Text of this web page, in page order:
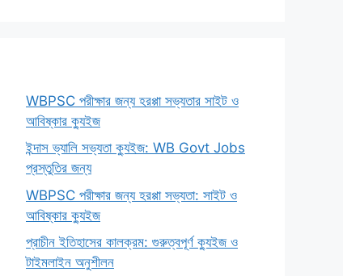
WBPSC পরীক্ষার জন্য হরপ্পা সভ্যতার সাইট ও
আবিষ্কার ক্যুইজ
ইন্দাস ভ্যালি সভ্যতা ক্যুইজ: WB Govt Jobs
প্রস্তুতির জন্য
WBPSC পরীক্ষার জন্য হরপ্পা সভ্যতা: সাইট ও
আবিষ্কার ক্যুইজ
প্রাচীন ইতিহাসের কালক্রম: গুরুত্বপূর্ণ ক্যুইজ ও
টাইমলাইন অনুশীলন